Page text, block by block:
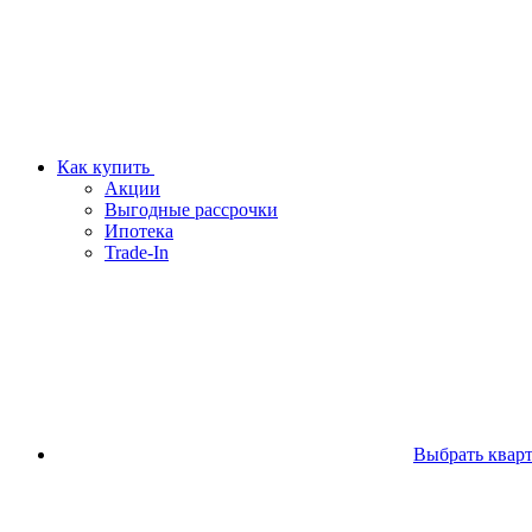
Как купить
Акции
Выгодные рассрочки
Ипотека
Trade-In
Выбрать